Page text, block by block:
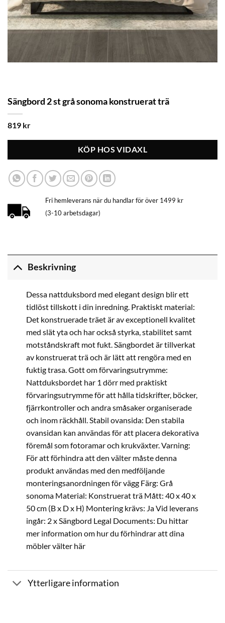
Sängbord 2 st grå sonoma konstruerat trä
819 kr
KÖP HOS VIDAXL
Fri hemleverans när du handlar för över 1499 kr
(3-10 arbetsdagar)
Beskrivning
Dessa nattduksbord med elegant design blir ett
tidlöst tillskott i din inredning. Praktiskt material:
Det konstruerade träet är av exceptionell kvalitet
med slät yta och har också styrka, stabilitet samt
motståndskraft mot fukt. Sängbordet är tillverkat
av konstruerat trä och är lätt att rengöra med en
fuktig trasa. Gott om förvaringsutrymme:
Nattduksbordet har 1 dörr med praktiskt
förvaringsutrymme för att hålla tidskrifter, böcker,
fjärrkontroller och andra småsaker organiserade
och inom räckhåll. Stabil ovansida: Den stabila
ovansidan kan användas för att placera dekorativa
föremål som fotoramar och krukväxter. Varning:
För att förhindra att den välter måste denna
produkt användas med den medföljande
monteringsanordningen för vägg Färg: Grå
sonoma Material: Konstruerat trä Mått: 40 x 40 x
50 cm (B x D x H) Montering krävs: Ja Vid leverans
ingår: 2 x Sängbord Legal Documents: Du hittar
mer information om hur du förhindrar att dina
möbler välter här
Ytterligare information